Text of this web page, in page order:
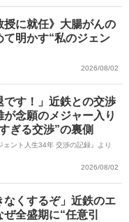
授に就任》大腸がんの
明かす“私のジェン
2026/08/02
です！」近鉄との交渉
念願のメジャー入り
ぎる交渉”の裏側
ェント人生34年 交渉の記録』より
2026/08/02
なくするぞ」近鉄のエ
全盛期に“任意引